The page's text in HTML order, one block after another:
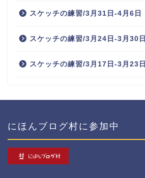
スケッチの練習/3月31日-4月6日
スケッチの練習/3月24日-3月30日
スケッチの練習/3月17日-3月23日
にほんブログ村に参加中